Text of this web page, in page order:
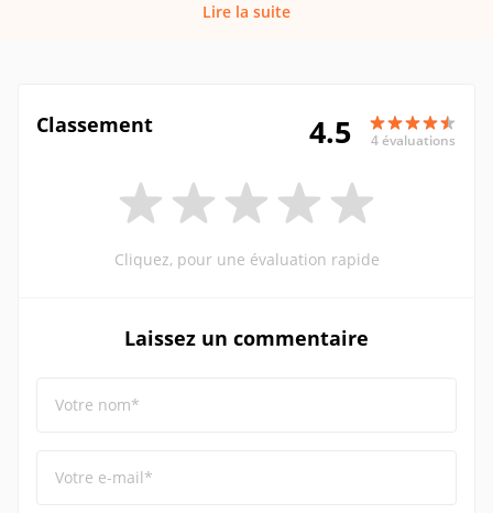
Lire la suite
Classement 4.5 4 évaluations
Cliquez, pour une évaluation rapide
Laissez un commentaire
Votre nom*
Votre e-mail*